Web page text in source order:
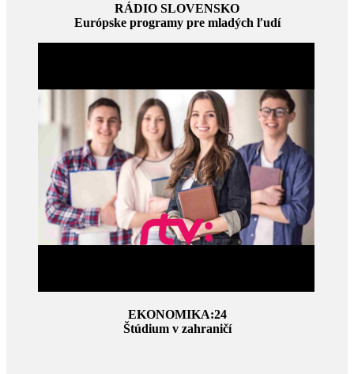
RÁDIO SLOVENSKO
Európske programy pre mladých ľudí
EKONOMIKA:24
Štúdium v zahraničí